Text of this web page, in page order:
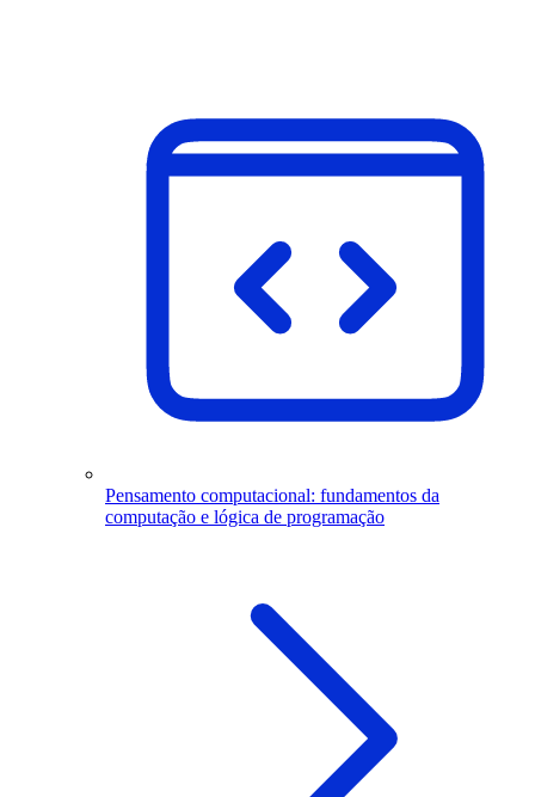
Pensamento computacional: fundamentos da
computação e lógica de programação